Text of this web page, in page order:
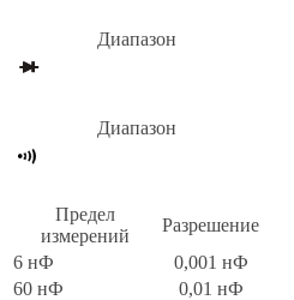
Диапазон
Диапазон
Предел
измерений
Разрешение
6 нФ
0,001 нФ
60 нФ
0,01 нФ